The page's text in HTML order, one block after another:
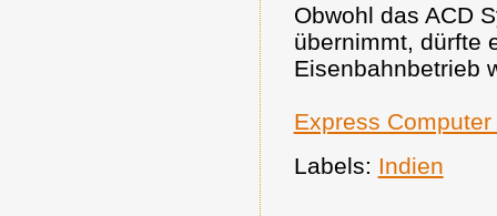
Obwohl das ACD
übernimmt, dürfte
Eisenbahnbetrieb
Express
Labels: Indien